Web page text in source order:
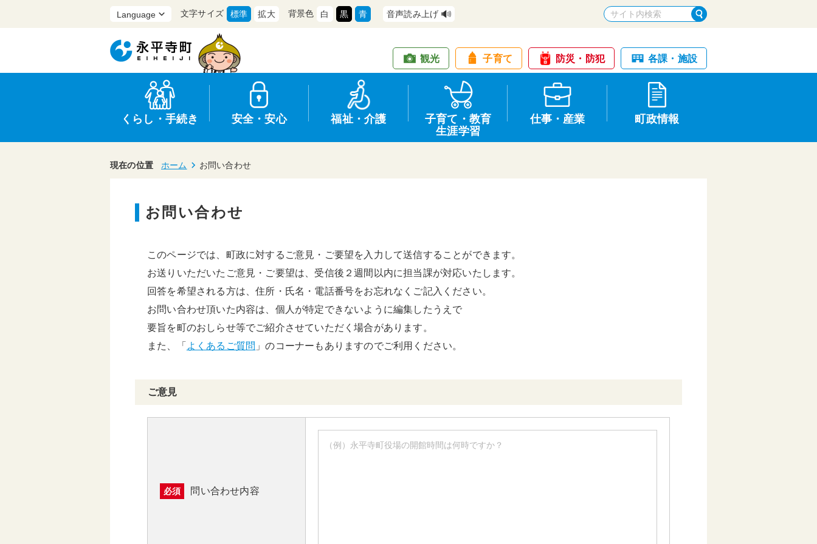
観光 子育て 防災・防犯 各課・施設
くらし・手続き
上水道・下水道
申請書・証明書 支援 環境
安全・安心
防災
福祉・介護
医療
子育て・教育
生涯学習
保育・子育て
仕事・産業
農業・林業・漁業
町政情報
行政
広報 募集 申請手続き
頑張る地方応援プロ
グラム
文字サイズ 標準 拡大 背景色 白 黒 青 音声読み上げ
現在の位置 ホーム お問い合わせ
お問い合わせ
このページでは、町政に対するご意見・ご要望を入力して送信することができます。
お送りいただいたご意見・ご要望は、受信後２週間以内に担当課が対応いたします。
回答を希望される方は、住所・氏名・電話番号をお忘れなくご記入ください。
お問い合わせ頂いた内容は、個人が特定できないように編集したうえで
要旨を町のおしらせ等でご紹介させていただく場合があります。
また、「 よくあるご質問 」のコーナーもありますのでご利用ください。
ご意見
必須 問い合わせ内容